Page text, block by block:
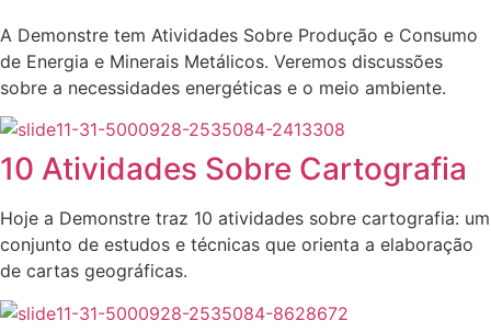
A Demonstre tem Atividades Sobre Produção e Consumo
de Energia e Minerais Metálicos. Veremos discussões
sobre a necessidades energéticas e o meio ambiente.
10 Atividades Sobre Cartografia
Hoje a Demonstre traz 10 atividades sobre cartografia: um
conjunto de estudos e técnicas que orienta a elaboração
de cartas geográficas.